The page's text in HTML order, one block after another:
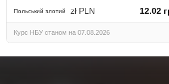
Польський злотий zł PLN 12.02
Курс НБУ станом на 07.08.2026